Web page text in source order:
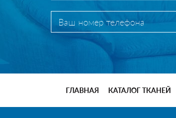
ГЛАВНАЯ КАТАЛОГ ТКАНЕЙ